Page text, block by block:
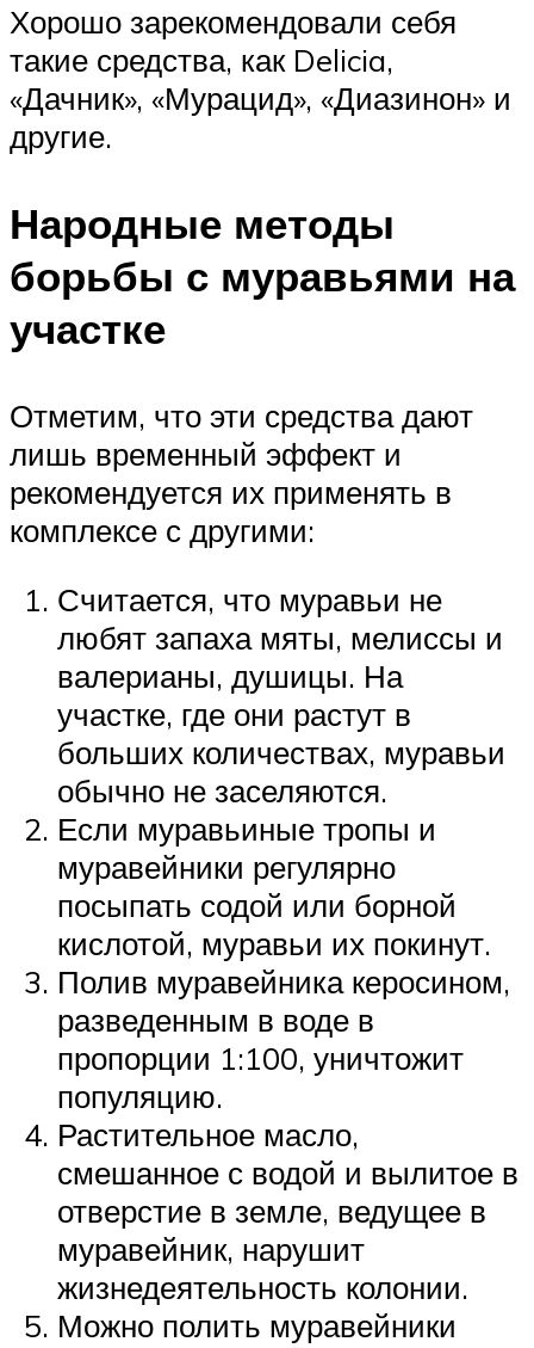
Хорошо зарекомендовали себя
такие средства, как Delicia,
«Дачник», «Мурацид», «Диазинон» и
другие.
Народные методы
борьбы с муравьями на
участке
Отметим, что эти средства дают
лишь временный эффект и
рекомендуется их применять в
комплексе с другими:
Считается, что муравьи не
любят запаха мяты, мелиссы и
валерианы, душицы. На
участке, где они растут в
больших количествах, муравьи
обычно не заселяются.
Если муравьиные тропы и
муравейники регулярно
посыпать содой или борной
кислотой, муравьи их покинут.
Полив муравейника керосином,
разведенным в воде в
пропорции 1:100, уничтожит
популяцию.
Растительное масло,
смешанное с водой и вылитое в
отверстие в земле, ведущее в
муравейник, нарушит
жизнедеятельность колонии.
Можно полить муравейники